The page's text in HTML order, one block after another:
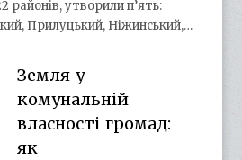
районів, утворили п’ять:
Прилуцький, Ніжинський,…
Земля у
комунальній
власності громад:
як